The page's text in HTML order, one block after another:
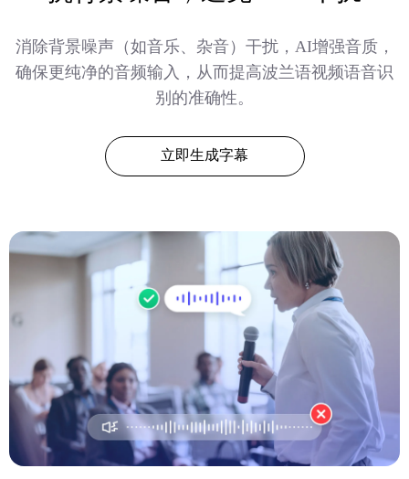
消除背景噪声（如音乐、杂音）干扰，AI增强音质，
确保更纯净的音频输入，从而提高波兰语视频语音识
别的准确性。
立即生成字幕